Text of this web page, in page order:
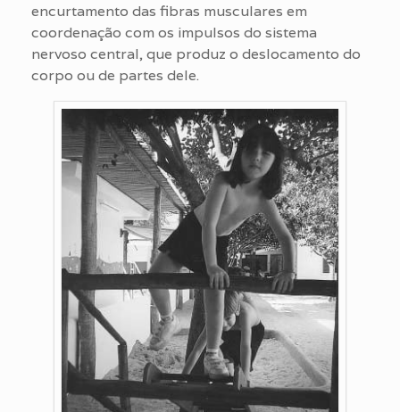
encurtamento das fibras musculares em
coordenação com os impulsos do sistema
nervoso central, que produz o deslocamento do
corpo ou de partes dele.